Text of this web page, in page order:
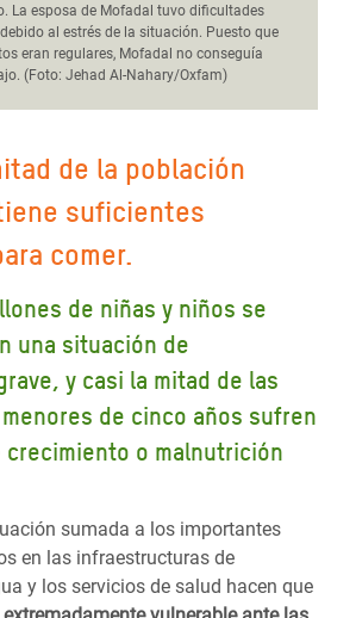
La esposa de Mofadal tuvo dificultades
al estrés de la situación. Puesto que
eran regulares, Mofadal no conseguía
(Foto: Jehad Al-Nahary/Oxfam)
de la población
suficientes
comer.
de niñas y niños se
una situación de
y casi la mitad de las
de cinco años sufren
crecimiento o malnutrición
sumada a los importantes
en las infraestructuras de
y los servicios de salud hacen que